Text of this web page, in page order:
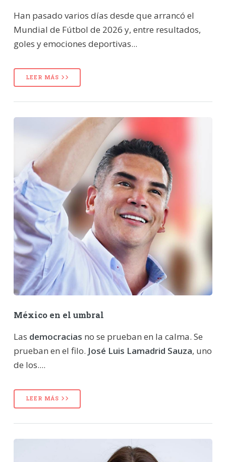
Han pasado varios días desde que arrancó el
Mundial de Fútbol de 2026 y, entre resultados,
goles y emociones deportivas...
LEER MÁS
México en el umbral
Las democracias no se prueban en la calma. Se
prueban en el filo. José Luis Lamadrid Sauza, uno
de los....
LEER MÁS